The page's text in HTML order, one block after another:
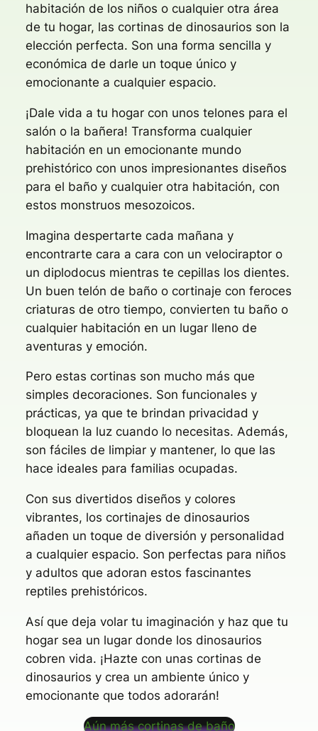
habitación de los niños o cualquier otra área
de tu hogar, las cortinas de dinosaurios son la
elección perfecta. Son una forma sencilla y
económica de darle un toque único y
emocionante a cualquier espacio.
¡Dale vida a tu hogar con unos telones para el
salón o la bañera! Transforma cualquier
habitación en un emocionante mundo
prehistórico con unos impresionantes diseños
para el baño y cualquier otra habitación, con
estos monstruos mesozoicos.
Imagina despertarte cada mañana y
encontrarte cara a cara con un velociraptor o
un diplodocus mientras te cepillas los dientes.
Un buen telón de baño o cortinaje con feroces
criaturas de otro tiempo, convierten tu baño o
cualquier habitación en un lugar lleno de
aventuras y emoción.
Pero estas cortinas son mucho más que
simples decoraciones. Son funcionales y
prácticas, ya que te brindan privacidad y
bloquean la luz cuando lo necesitas. Además,
son fáciles de limpiar y mantener, lo que las
hace ideales para familias ocupadas.
Con sus divertidos diseños y colores
vibrantes, los cortinajes de dinosaurios
añaden un toque de diversión y personalidad
a cualquier espacio. Son perfectas para niños
y adultos que adoran estos fascinantes
reptiles prehistóricos.
Así que deja volar tu imaginación y haz que tu
hogar sea un lugar donde los dinosaurios
cobren vida. ¡Hazte con unas cortinas de
dinosaurios y crea un ambiente único y
emocionante que todos adorarán!
Aún más cortinas de baño